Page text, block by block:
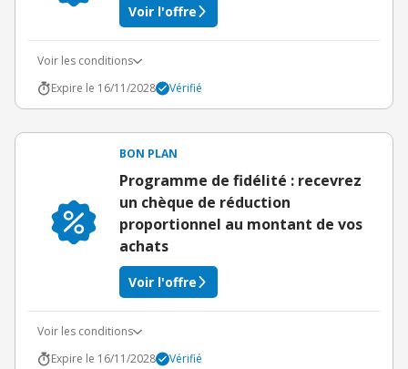
Voir l'offre
Voir les conditions
Expire le 16/11/2028
Vérifié
BON PLAN
Programme de fidélité : recevrez
un chèque de réduction
proportionnel au montant de vos
achats
Voir l'offre
Voir les conditions
Expire le 16/11/2028
Vérifié